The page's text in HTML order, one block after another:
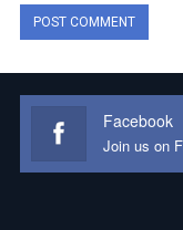
Facebook
Join us on